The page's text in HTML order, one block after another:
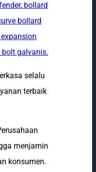
, bollard
bollard
expansion
bolt galvanis.
selalu
terbaik
menjamin
konsumen.